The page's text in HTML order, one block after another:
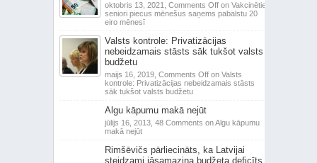
oktobris 13, 2021, Comments Offon Vakcinētie
seniori piecus mēnešus saņems pabalstu 20
eiro mēnesī
Valsts kontrole: Privatizācijas
nebeidzamais stāsts sāk tukšot valsts
budžetu
maijs 16, 2019, Comments Offon Valsts
kontrole: Privatizācijas nebeidzamais stāsts
sāk tukšot valsts budžetu
Algu kāpumu makā nejūt
jūlijs 16, 2013, 48 Comments on Algu kāpumu
makā nejūt
Rimšēvičs pārliecināts, ka Latvijai
steidzami jāsamazina budžeta deficīts